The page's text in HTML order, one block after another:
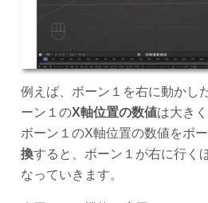
例えば、ボーン１を右に動かし
ーン１のX軸位置の数値は大き
ボーン１のX軸位置の数値をボ
換すると、ボーン１が右に行く
なっていきます。